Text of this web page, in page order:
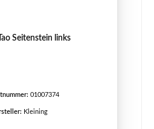
Seitenstein links
01007374
Kleining